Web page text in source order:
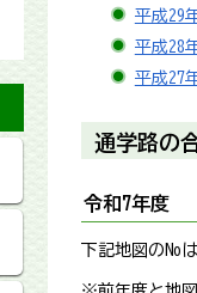
平成29
平成28
平成27
通学路の
令和7年度
下記地図のNo